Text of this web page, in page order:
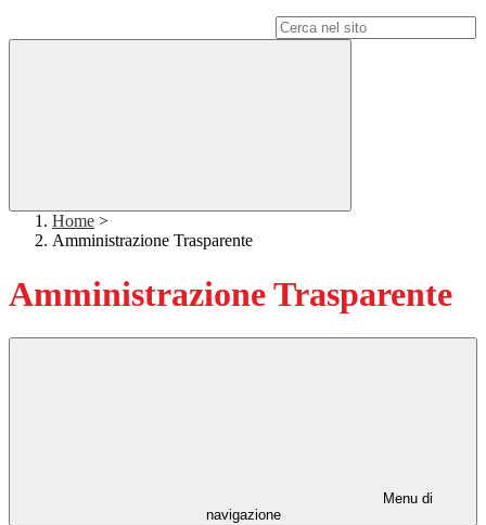
Home >
Amministrazione Trasparente
Amministrazione Trasparente
Menu di
navigazione